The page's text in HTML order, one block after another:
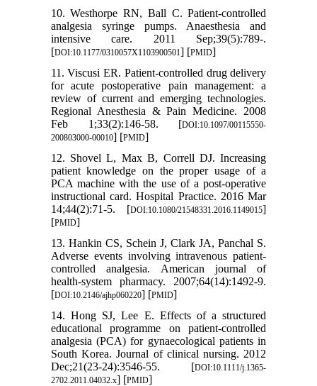
10. Westhorpe RN, Ball C. Patient-controlled
analgesia syringe pumps. Anaesthesia and
intensive care. 2011 Sep;39(5):789-.
[DOI:10.1177/0310057X1103900501] [PMID]
11. Viscusi ER. Patient-controlled drug delivery
for acute postoperative pain management: a
review of current and emerging technologies.
Regional Anesthesia & Pain Medicine. 2008
Feb 1;33(2):146-58. [DOI:10.1097/00115550-
200803000-00010] [PMID]
12. Shovel L, Max B, Correll DJ. Increasing
patient knowledge on the proper usage of a
PCA machine with the use of a post-operative
instructional card. Hospital Practice. 2016 Mar
14;44(2):71-5. [DOI:10.1080/21548331.2016.1149015]
[PMID]
13. Hankin CS, Schein J, Clark JA, Panchal S.
Adverse events involving intravenous patient-
controlled analgesia. American journal of
health-system pharmacy. 2007;64(14):1492-9.
[DOI:10.2146/ajhp060220] [PMID]
14. Hong SJ, Lee E. Effects of a structured
educational programme on patient‐controlled
analgesia (PCA) for gynaecological patients in
South Korea. Journal of clinical nursing. 2012
Dec;21(23-24):3546-55. [DOI:10.1111/j.1365-
2702.2011.04032.x] [PMID]